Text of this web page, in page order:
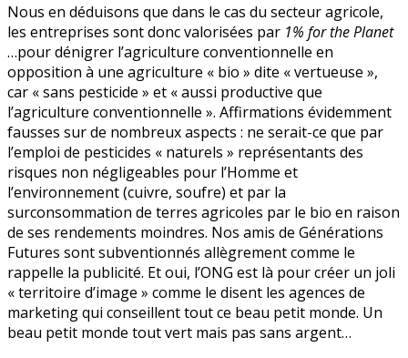
Nous en déduisons que dans le cas du secteur agricole,
les entreprises sont donc valorisées par 1% for the Planet
…pour dénigrer l’agriculture conventionnelle en
opposition à une agriculture « bio » dite « vertueuse »,
car « sans pesticide » et « aussi productive que
l’agriculture conventionnelle ». Affirmations évidemment
fausses sur de nombreux aspects : ne serait-ce que par
l’emploi de pesticides « naturels » représentants des
risques non négligeables pour l’Homme et
l’environnement (cuivre, soufre) et par la
surconsommation de terres agricoles par le bio en raison
de ses rendements moindres. Nos amis de Générations
Futures sont subventionnés allègrement comme le
rappelle la publicité. Et oui, l’ONG est là pour créer un joli
« territoire d’image » comme le disent les agences de
marketing qui conseillent tout ce beau petit monde. Un
beau petit monde tout vert mais pas sans argent…